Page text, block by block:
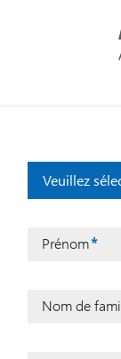
Veuillez
Prénom
Nom de